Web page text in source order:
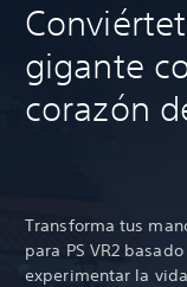
gigante
corazón
Transforma tus
para PS VR2
experimentar la